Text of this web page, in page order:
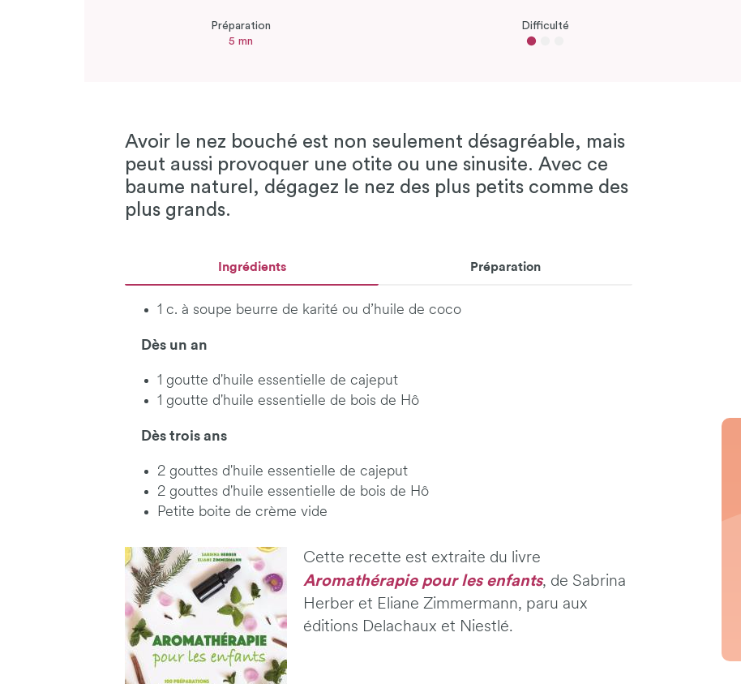
Préparation
5 mn
Difficulté
Avoir le nez bouché est non seulement désagréable, mais
peut aussi provoquer une otite ou une sinusite. Avec ce
baume naturel, dégagez le nez des plus petits comme des
plus grands.
Ingrédients Préparation
1 c. à soupe beurre de karité ou d’huile de coco
Dès un an
1 goutte d'huile essentielle de cajeput
1 goutte d'huile essentielle de bois de Hô
Dès trois ans
2 gouttes d'huile essentielle de cajeput
2 gouttes d'huile essentielle de bois de Hô
Petite boite de crème vide
Cette recette est extraite du livre
Aromathérapie pour les enfants, de Sabrina
Herber et Eliane Zimmermann, paru aux
éditions Delachaux et Niestlé.